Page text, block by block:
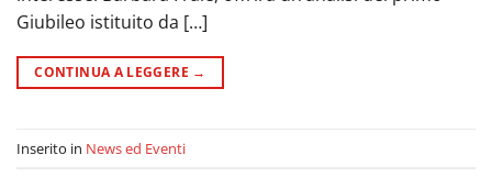
Giubileo istituito da […]
CONTINUA A LEGGERE →
Inserito in News ed Eventi